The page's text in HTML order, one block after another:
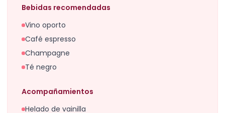
Bebidas recomendadas
Vino oporto
Café espresso
Champagne
Té negro
Acompañamientos
Helado de vainilla